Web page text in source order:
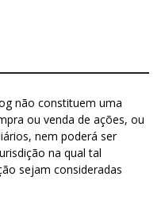
não constituem uma
ou venda de ações, ou
nem poderá ser
na qual tal
sejam consideradas